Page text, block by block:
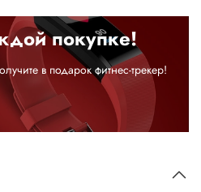
покупке!
в подарок фитнес-трекер!